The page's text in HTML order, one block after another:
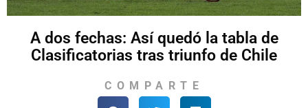
A dos fechas: Así quedó la tabla de
Clasificatorias tras triunfo de Chile
COMPARTE